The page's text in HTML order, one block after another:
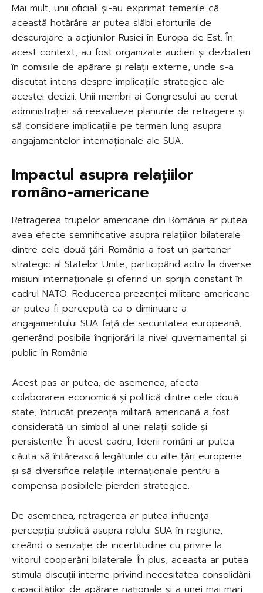
Mai mult, unii oficiali și-au exprimat temerile că
această hotărâre ar putea slăbi eforturile de
descurajare a acțiunilor Rusiei în Europa de Est. În
acest context, au fost organizate audieri și dezbateri
în comisiile de apărare și relații externe, unde s-a
discutat intens despre implicațiile strategice ale
acestei decizii. Unii membri ai Congresului au cerut
administrației să reevalueze planurile de retragere și
să considere implicațiile pe termen lung asupra
angajamentelor internaționale ale SUA.
Impactul asupra relațiilor
româno-americane
Retragerea trupelor americane din România ar putea
avea efecte semnificative asupra relațiilor bilaterale
dintre cele două țări. România a fost un partener
strategic al Statelor Unite, participând activ la diverse
misiuni internaționale și oferind un sprijin constant în
cadrul NATO. Reducerea prezenței militare americane
ar putea fi percepută ca o diminuare a
angajamentului SUA față de securitatea europeană,
generând posibile îngrijorări la nivel guvernamental și
public în România.
Acest pas ar putea, de asemenea, afecta
colaborarea economică și politică dintre cele două
state, întrucât prezența militară americană a fost
considerată un simbol al unei relații solide și
persistente. În acest cadru, liderii români ar putea
căuta să întărească legăturile cu alte țări europene
și să diversifice relațiile internaționale pentru a
compensa posibilele pierderi strategice.
De asemenea, retragerea ar putea influența
percepția publică asupra rolului SUA în regiune,
creând o senzație de incertitudine cu privire la
viitorul cooperării bilaterale. În plus, aceasta ar putea
stimula discuții interne privind necesitatea consolidării
capacităților de apărare naționale și a unei mai mari